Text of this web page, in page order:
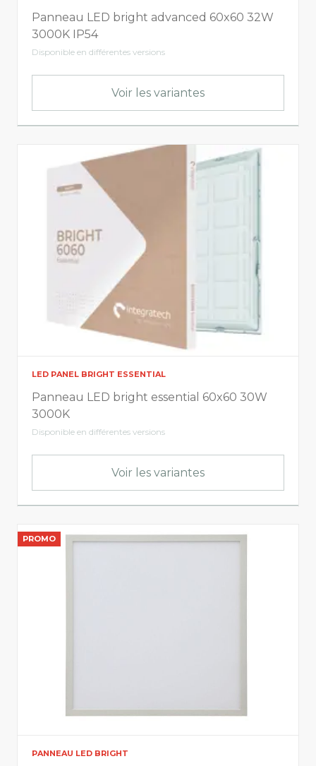
Panneau LED bright advanced 60x60 32W
3000K IP54
Disponible en différentes versions
Voir les variantes
LED PANEL BRIGHT ESSENTIAL
Panneau LED bright essential 60x60 30W
3000K
Disponible en différentes versions
Voir les variantes
PROMO
PANNEAU LED BRIGHT